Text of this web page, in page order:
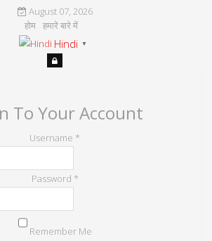
August 07, 2026
होम हमारे बारे में
Hindi ▼
To Your Account
Username *
Password *
Remember Me